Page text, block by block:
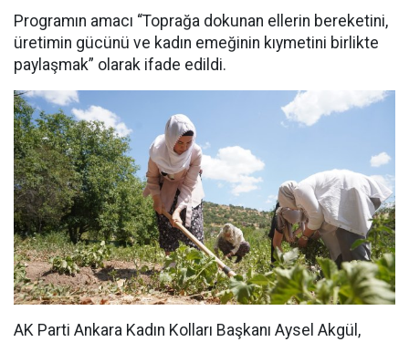
Programın amacı “Toprağa dokunan ellerin bereketini,
üretimin gücünü ve kadın emeğinin kıymetini birlikte
paylaşmak” olarak ifade edildi.
AK Parti Ankara Kadın Kolları Başkanı Aysel Akgül,